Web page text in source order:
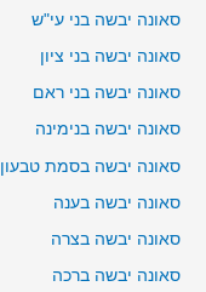
סאונה יבשה בני עי"ש
סאונה יבשה בני ציון
סאונה יבשה בני ראם
סאונה יבשה בנימינה
סאונה יבשה בסמת טבעון
סאונה יבשה בענה
סאונה יבשה בצרה
סאונה יבשה ברכה